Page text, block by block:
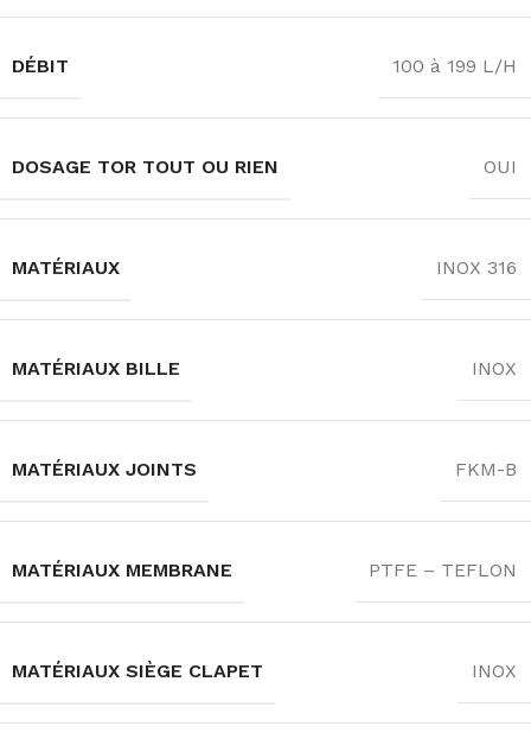
DÉBIT 100 à 199 L/H
DOSAGE TOR TOUT OU RIEN OUI
MATÉRIAUX INOX 316
MATÉRIAUX BILLE INOX
MATÉRIAUX JOINTS FKM-B
MATÉRIAUX MEMBRANE PTFE – TEFLON
MATÉRIAUX SIÈGE CLAPET INOX